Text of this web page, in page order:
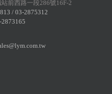
前西路一段286號16F-2
/ 03-2875312
2873165